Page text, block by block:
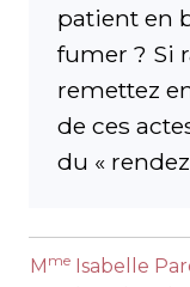
patient en
fumer ? Si
remettez
de ces
du «
M me Isabelle